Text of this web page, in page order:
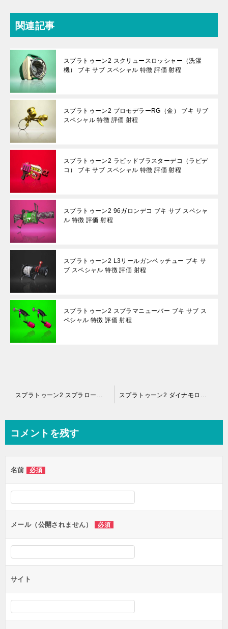
関連記事
スプラトゥーン2 スクリュースロッシャー（洗濯
機） ブキ サブ スペシャル 特徴 評価 射程
スプラトゥーン2 プロモデラーRG（金） ブキ サブ
スペシャル 特徴 評価 射程
スプラトゥーン2 ラピッドブラスターデコ（ラピデ
コ） ブキ サブ スペシャル 特徴 評価 射程
スプラトゥーン2 96ガロンデコ ブキ サブ スペシャ
ル 特徴 評価 射程
スプラトゥーン2 L3リールガンベッチュー ブキ サ
ブ スペシャル 特徴 評価 射程
スプラトゥーン2 スプラマニューバー ブキ サブ ス
ペシャル 特徴 評価 射程
ビ
ー
シ
ン
スプラトゥーン2 スプラローラーコラボ（ロラコラ） ブキ サブ スペシャル 特徴 評価 射程 スプラトゥーン2 ダイナモローラー（銀ナモ） ブキ サブ スペシャル 特徴 評価 射程
コメントを残す
名前 必須
メール（公開されません） 必須
サイト